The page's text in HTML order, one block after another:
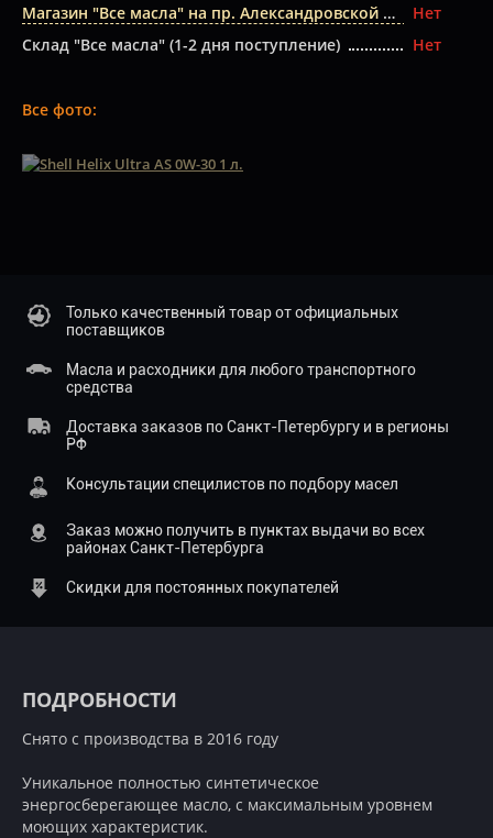
Магазин "Все масла" на пр. Александровской Фермы
Нет
Склад "Все масла" (1-2 дня поступление)
Нет
Все фото:
Только качественный товар от официальных
поставщиков
Масла и расходники для любого транспортного
средства
Доставка заказов по Санкт-Петербургу и в регионы
РФ
Консультации специлистов по подбору масел
Заказ можно получить в пунктах выдачи во всех
районах Санкт-Петербурга
Скидки для постоянных покупателей
ПОДРОБНОСТИ
Снято с производства в 2016 году
Уникальное полностью синтетическое
энергосберегающее масло, с максимальным уровнем
моющих характеристик.